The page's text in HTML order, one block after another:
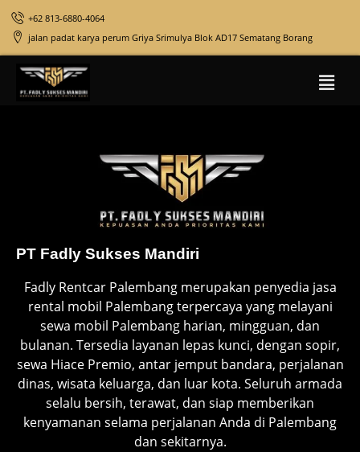
+62 813-6880-4064
jalan padat karya perum Griya Srimulya Blok AD17 Sematang Borang
PT Fadly Sukses Mandiri
Fadly Rentcar Palembang merupakan penyedia jasa
rental mobil Palembang terpercaya yang melayani
sewa mobil Palembang harian, mingguan, dan
bulanan. Tersedia layanan lepas kunci, dengan sopir,
sewa Hiace Premio, antar jemput bandara, perjalanan
dinas, wisata keluarga, dan luar kota. Seluruh armada
selalu bersih, terawat, dan siap memberikan
kenyamanan selama perjalanan Anda di Palembang
dan sekitarnya.